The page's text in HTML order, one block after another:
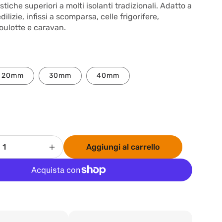
superiori a molti isolanti tradizionali. Adatto a
infissi a scomparsa, celle frigorifere,
e caravan.
20mm 30mm 40mm
Aumenta
per
NANOBOARD
Aggiungi al carrello